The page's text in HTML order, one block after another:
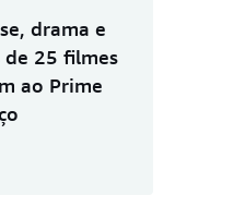
drama e
de 25 filmes
ao Prime